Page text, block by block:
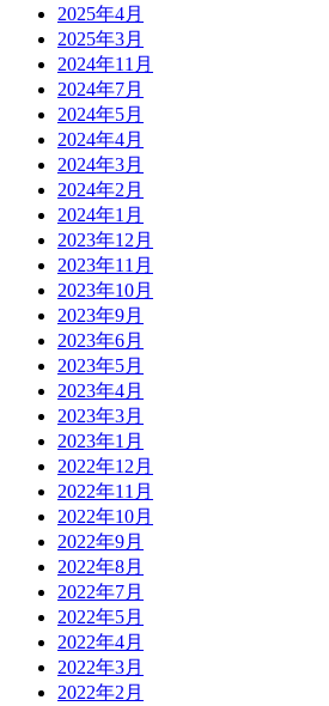
2025年4月
2025年3月
2024年11月
2024年7月
2024年5月
2024年4月
2024年3月
2024年2月
2024年1月
2023年12月
2023年11月
2023年10月
2023年9月
2023年6月
2023年5月
2023年4月
2023年3月
2023年1月
2022年12月
2022年11月
2022年10月
2022年9月
2022年8月
2022年7月
2022年5月
2022年4月
2022年3月
2022年2月